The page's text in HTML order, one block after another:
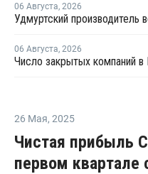
06 Августа, 2026
06 Августа, 2026
26 Мая, 2025
Чистая прибыль
первом квартале